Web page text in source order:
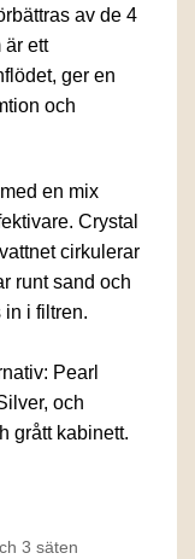
av de 4
är ett
ger en
och
en mix
Crystal
cirkulerar
runt sand och
in i filtren.
Pearl
och
grått kabinett.
3 säten